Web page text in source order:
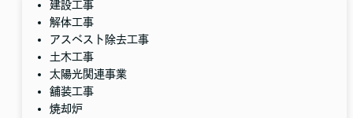
建設工事
解体工事
アスベスト除去工事
土木工事
太陽光関連事業
舗装工事
焼却炉